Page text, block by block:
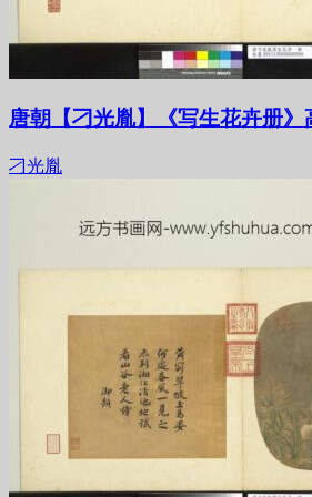
唐朝【刁光胤】《写生花卉册
刁光胤